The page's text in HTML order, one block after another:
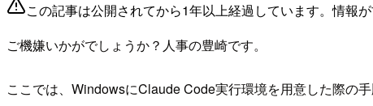
この記事は公開されてから1年以上経過しています。情報
ご機嫌いかがでしょうか？人事の豊崎です。
ここでは、WindowsにClaude Code実行環境を用意した際の